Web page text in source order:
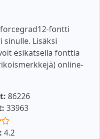
fontti
Lisäksi
esikatsella fonttia
online-
86226
33963
4.2